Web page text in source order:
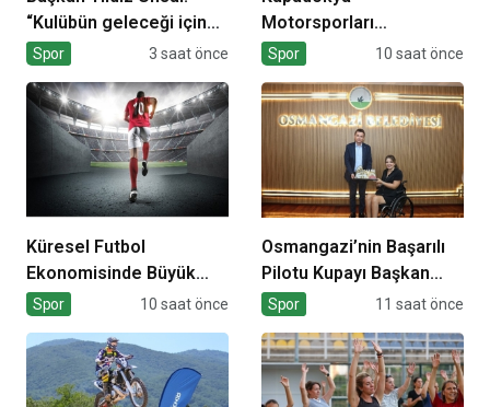
“Kulübün geleceği için
ortak irade
Spor 3 saat önce
Motorsporları
Kompleksi Açılıyor
Spor 10 saat önce
Küresel Futbol
Ekonomisinde Büyük
Dönüşüm!
Spor 10 saat önce
Osmangazi’nin Başarılı
Pilotu Kupayı Başkan
Aydın’la Paylaştı
Spor 11 saat önce